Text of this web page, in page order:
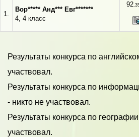
1.
Вор***** Анд*** Евг*******
4, 4 класс
92
Результаты конкурса по
участвовал.
Результаты конкурса по
- никто не участвовал.
Результаты конкурса по
участвовал.